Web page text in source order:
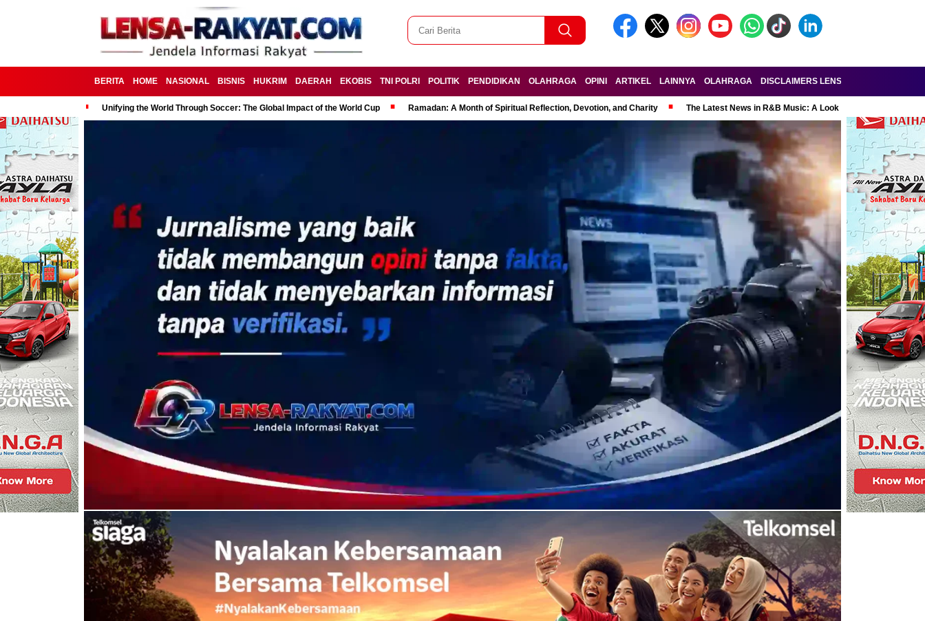
BERITA HOME NASIONAL BISNIS HUKRIM DAERAH EKOBIS TNI POLRI POLITIK PENDIDIKAN OLAHRAGA OPINI ARTIKEL LAINNYA OLAHRAGA DISCLAIMERS LENSA-RAKYAT.COM
Unifying the World Through Soccer: The Global Impact of the World Cup Ramadan: A Month of Spiritual Reflection, Devotion, and Charity The Latest News in R&B Music: A Look at Super Bowl